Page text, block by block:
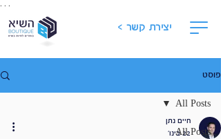
יצירת קשר >
פוסט
All Posts
All Posts
חיים נתן
22 בינו׳